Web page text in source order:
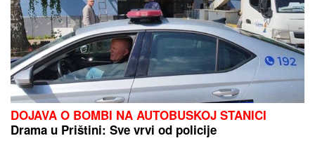
DOJAVA O BOMBI NA AUTOBUSKOJ STANICI
Drama u Prištini: Sve vrvi od policije